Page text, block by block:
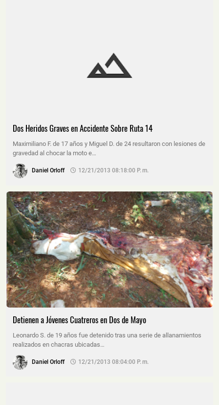
Dos Heridos Graves en Accidente Sobre Ruta 14
Maximiliano F. de 17 años y Miguel D. de 24 resultaron con lesiones de
gravedad al chocar la moto e…
Daniel Orloff 12/21/2013 08:18:00 P. M.
Detienen a Jóvenes Cuatreros en Dos de Mayo
Leonardo S. de 19 años fue detenido tras una serie de allanamientos
realizados en chacras ubicadas…
Daniel Orloff 12/21/2013 08:04:00 P. M.